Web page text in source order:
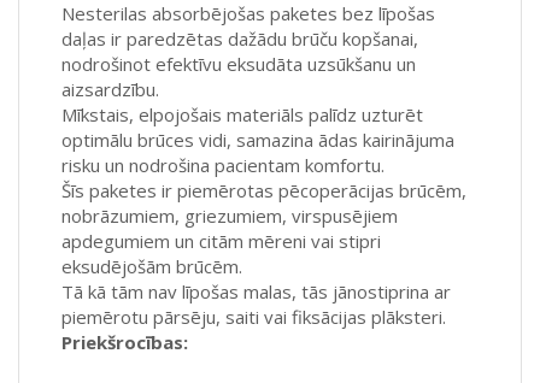
Nesterilas absorbējošas paketes bez līpošas
daļas ir paredzētas dažādu brūču kopšanai,
nodrošinot efektīvu eksudāta uzsūkšanu un
aizsardzību.
Mīkstais, elpojošais materiāls palīdz uzturēt
optimālu brūces vidi, samazina ādas kairinājuma
risku un nodrošina pacientam komfortu.
Šīs paketes ir piemērotas pēcoperācijas brūcēm,
nobrāzumiem, griezumiem, virspusējiem
apdegumiem un citām mēreni vai stipri
eksudējošām brūcēm.
Tā kā tām nav līpošas malas, tās jānostiprina ar
piemērotu pārsēju, saiti vai fiksācijas plāksteri.
Priekšrocības: